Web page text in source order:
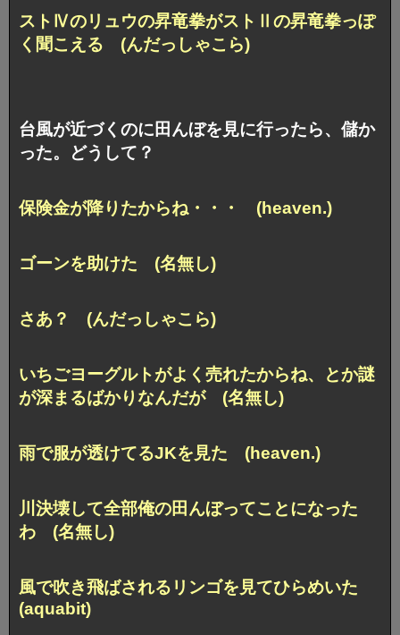
ストⅣのリュウの昇竜拳がストⅡの昇竜拳っぽ
く聞こえる (んだっしゃこら)
台風が近づくのに田んぼを見に行ったら、儲か
った。どうして？
保険金が降りたからね・・・ (heaven.)
ゴーンを助けた (名無し)
さあ？ (んだっしゃこら)
いちごヨーグルトがよく売れたからね、
とか謎
が深まるばかりなんだが (名無し)
雨で服が透けてるJKを見た (heaven.)
川決壊して全部俺の田んぼってことになった
わ (名無し)
風で吹き飛ばされるリンゴを見てひらめいた
(aquabit)